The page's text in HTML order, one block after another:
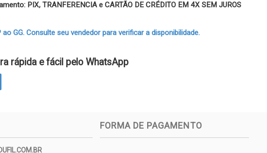
PIX, TRANFERENCIA e CARTÃO DE CRÉDITO EM 4X SEM JUROS
ao GG. Consulte seu vendedor para verificar a disponibilidade.
rápida e fácil pelo WhatsApp
FORMA DE PAGAMENTO